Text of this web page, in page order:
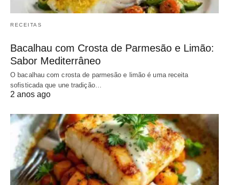
RECEITAS
Bacalhau com Crosta de Parmesão e Limão:
Sabor Mediterrâneo
O bacalhau com crosta de parmesão e limão é uma receita
sofisticada que une tradição…
2 anos ago